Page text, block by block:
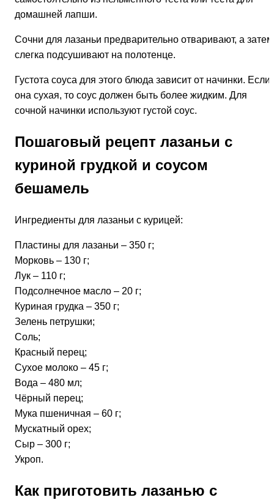
домашней лапши.
Сочни для лазаньи предварительно отваривают, а затем
слегка подсушивают на полотенце.
Густота соуса для этого блюда зависит от начинки. Если
она сухая, то соус должен быть более жидким. Для
сочной начинки используют густой соус.
Пошаговый рецепт лазаньи с
куриной грудкой и соусом
бешамель
Ингредиенты для лазаньи с курицей:
Пластины для лазаньи – 350 г;
Морковь – 130 г;
Лук – 110 г;
Подсолнечное масло – 20 г;
Куриная грудка – 350 г;
Зелень петрушки;
Соль;
Красный перец;
Сухое молоко – 45 г;
Вода – 480 мл;
Чёрный перец;
Мука пшеничная – 60 г;
Мускатный орех;
Сыр – 300 г;
Укроп.
Как приготовить лазанью с